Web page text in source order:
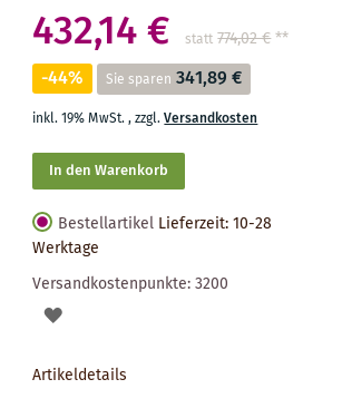
432,14 € statt 774,02 €**
-44% Sie sparen 341,89 €
inkl. 19% MwSt.,zzgl.Versandkosten
In den Warenkorb
Bestellartikel Lieferzeit: 10-28
Werktage
Versandkostenpunkte:3200
AUF
Artikeldetails